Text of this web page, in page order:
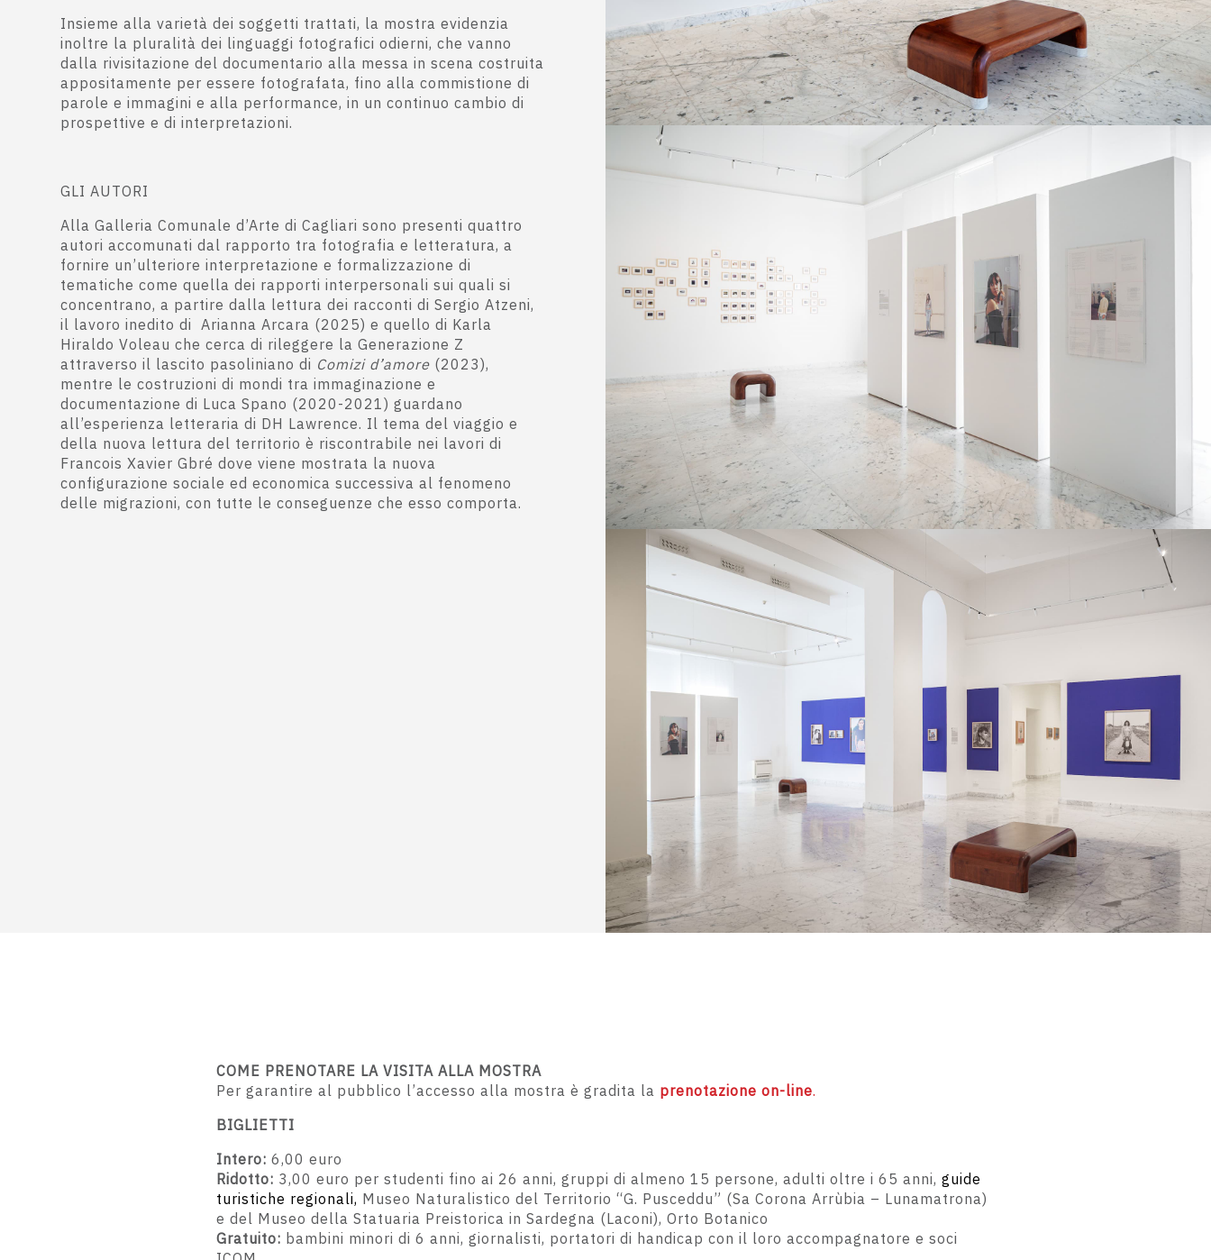
Insieme alla varietà dei soggetti trattati, la mostra evidenzia
inoltre la pluralità dei linguaggi fotografici odierni, che vanno
dalla rivisitazione del documentario alla messa in scena costruita
appositamente per essere fotografata, fino alla commistione di
parole e immagini e alla performance, in un continuo cambio di
prospettive e di interpretazioni.
GLI AUTORI
Alla Galleria Comunale d’Arte di Cagliari sono presenti quattro
autori accomunati dal rapporto tra fotografia e letteratura, a
fornire un’ulteriore interpretazione e formalizzazione di
tematiche come quella dei rapporti interpersonali sui quali si
concentrano, a partire dalla lettura dei racconti di Sergio Atzeni,
il lavoro inedito di Arianna Arcara (2025) e quello di Karla
Hiraldo Voleau che cerca di rileggere la Generazione Z
attraverso il lascito pasoliniano di Comizi d’amore (2023),
mentre le costruzioni di mondi tra immaginazione e
documentazione di Luca Spano (2020-2021) guardano
all’esperienza letteraria di DH Lawrence. Il tema del viaggio e
della nuova lettura del territorio è riscontrabile nei lavori di
Francois Xavier Gbré dove viene mostrata la nuova
configurazione sociale ed economica successiva al fenomeno
delle migrazioni, con tutte le conseguenze che esso comporta.
COME PRENOTARE LA VISITA ALLA MOSTRA
Per garantire al pubblico l’accesso alla mostra è gradita la prenotazione on-line.
BIGLIETTI
Intero: 6,00 euro
Ridotto: 3,00 euro per studenti fino ai 26 anni, gruppi di almeno 15 persone, adulti oltre i 65 anni, guide
turistiche regionali, Museo Naturalistico del Territorio “G. Pusceddu” (Sa Corona Arrùbia – Lunamatrona)
e del Museo della Statuaria Preistorica in Sardegna (Laconi), Orto Botanico
Gratuito: bambini minori di 6 anni, giornalisti, portatori di handicap con il loro accompagnatore e soci